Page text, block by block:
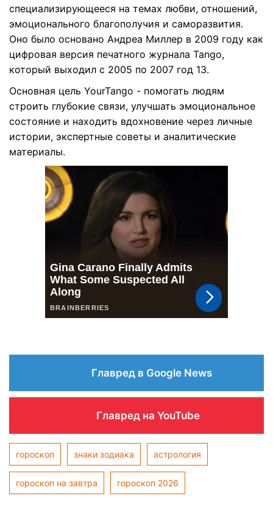
специализирующееся на темах любви, отношений,
эмоционального благополучия и саморазвития.
Оно было основано Андреа Миллер в 2009 году как
цифровая версия печатного журнала Tango,
который выходил с 2005 по 2007 год 13.
Основная цель YourTango - помогать людям
строить глубокие связи, улучшать эмоциональное
состояние и находить вдохновение через личные
истории, экспертные советы и аналитические
материалы.
Главред в Google News
Главред на YouTube
гороскоп знаки зодиака астрология
гороскоп на завтра гороскоп 2026